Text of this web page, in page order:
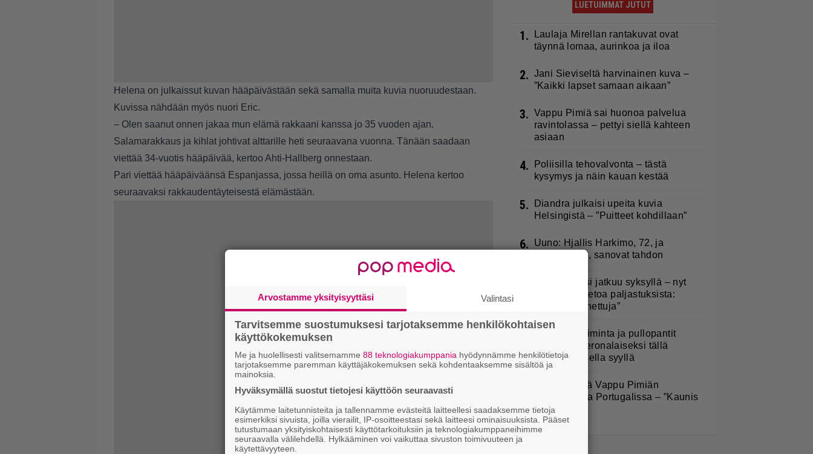
Helena on julkaissut kuvan hääpäivästään sekä samalla muita kuvia nuoruudestaan.
Kuvissa nähdään myös nuori Eric.
– Olen saanut onnen jakaa mun elämä rakkaani kanssa jo 35 vuoden ajan.
Salamarakkaus ja kihlat johtivat alttarille heti seuraavana vuonna. Tänään saadaan
viettää 34-vuotis hääpäivää, kertoo Ahti-Hallberg onnestaan.
Pari viettää hääpäiväänsä Espanjassa, jossa heillä on oma asunto. Helena kertoo
seuraavaksi rakkaudentäyteisestä elämästään.
LUETUIMMAT JUTUT
1.
Laulaja Mirellan rantakuvat ovat
täynnä lomaa, aurinkoa ja iloa
2. Jani Sieviseltä harvinainen kuva –
”Kaikki lapset samaan aikaan”
3. Vappu Pimiä sai huonoa palvelua
ravintolassa – pettyi siellä kahteen
asiaan
4.
Poliisilla tehovalvonta – tästä
kysymys ja näin kauan kestää
5.
Diandra julkaisi upeita kuvia
Helsingistä – ”Puitteet kohdillaan”
6.
Uuno: Hjallis Harkimo, 72, ja
Jasmine, 38, sanovat tahdon
Elämäni biisi jatkuu syksyllä – nyt
saatiin lisätietoa paljastuksista:
”Erittäin tunnettuja”
Marjojen poiminta ja pullopantit
muuttuvat veronalaiseksi tällä
nimenomaisella syyllä
Tältä näyttää Vappu Pimiän
perhelomalla Portugalissa – ”Kaunis
mekko”
Arvostamme yksityisyyttäsi Valintasi
Tarvitsemme suostumuksesi tarjotaksemme henkilökohtaisen
käyttökokemuksen
Me ja huolellisesti valitsemamme 88 teknologiakumppania hyödynnämme henkilötietoja
tarjotaksemme paremman käyttäjäkokemuksen sekä kohdentaaksemme sisältöä ja
mainoksia.
Hyväksymällä suostut tietojesi käyttöön seuraavasti
Käytämme laitetunnisteita ja tallennamme evästeitä laitteellesi saadaksemme tietoja
esimerkiksi sivuista, joilla vierailit, IP-osoitteestasi sekä laitteesi ominaisuuksista. Pääset
tutustumaan yksityiskohtaisesti käyttötarkoituksiin ja teknologiakumppaneihimme
seuraavalla välilehdellä. Hylkääminen voi vaikuttaa sivuston toimivuuteen ja
käytettävyyteen.